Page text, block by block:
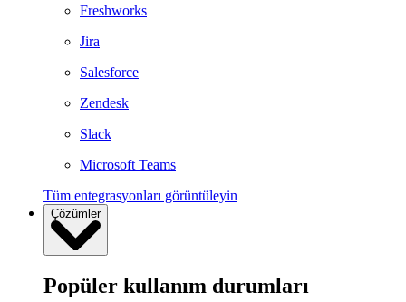
Freshworks
Jira
Salesforce
Zendesk
Slack
Microsoft Teams
Tüm entegrasyonları görüntüleyin
Çözümler
Popüler kullanım durumları